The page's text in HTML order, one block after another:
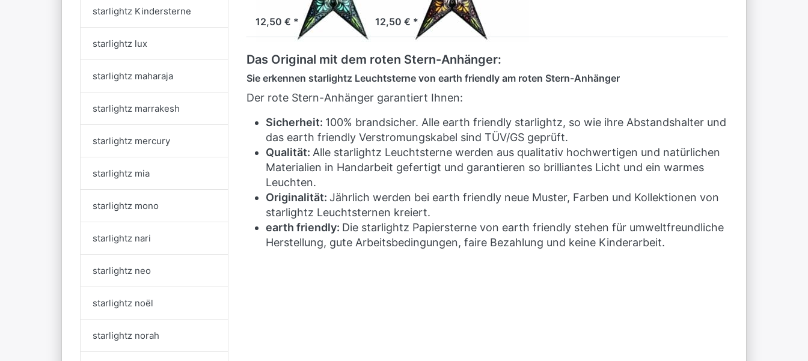
starlightz Kindersterne
starlightz lux
starlightz maharaja
starlightz marrakesh
starlightz mercury
starlightz mia
starlightz mono
starlightz nari
starlightz neo
starlightz noël
starlightz norah
Sofort versandfertig, Lieferzeit 1-3 Werktage.
12,50 € *
Sofort versandfertig, Lieferzeit 1-3 Werktage.
12,50 € *
Das Original mit dem roten Stern-Anhänger:
Sie erkennen starlightz Leuchtsterne von earth friendly am roten Stern-Anhänger
Der rote Stern-Anhänger garantiert Ihnen:
Sicherheit: 100% brandsicher. Alle earth friendly starlightz, so wie ihre Abstandshalter und
das earth friendly Verstromungskabel sind TÜV/GS geprüft.
Qualität: Alle starlightz Leuchtsterne werden aus qualitativ hochwertigen und natürlichen
Materialien in Handarbeit gefertigt und garantieren so brilliantes Licht und ein warmes
Leuchten.
Originalität: Jährlich werden bei earth friendly neue Muster, Farben und Kollektionen von
starlightz Leuchtsternen kreiert.
earth friendly: Die starlightz Papiersterne von earth friendly stehen für umweltfreundliche
Herstellung, gute Arbeitsbedingungen, faire Bezahlung und keine Kinderarbeit.